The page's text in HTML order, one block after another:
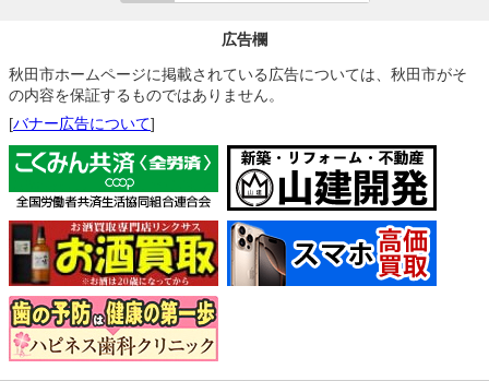
広告欄
秋田市ホームページに掲載されている広告については、秋田市がそ
の内容を保証するものではありません。
[バナー広告について]